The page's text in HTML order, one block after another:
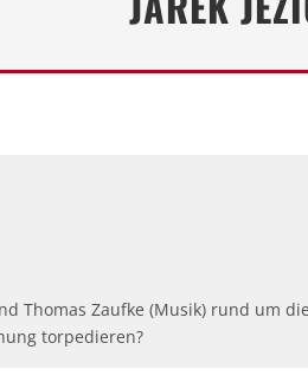
Thomas Zaufke (Musik) rund um
torpedieren?